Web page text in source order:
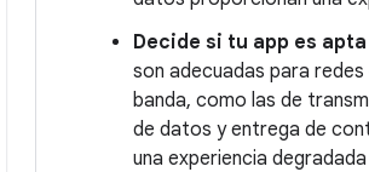
Decide si tu app es
son adecuadas para
banda, como las de
de datos y entrega de
una experiencia